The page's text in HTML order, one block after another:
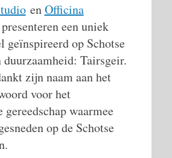
enOfficina
een uniek
geïnspireerd op Schotse
Tairsgeir.
zijn naam aan het
voor het
waarmee
op de Schotse